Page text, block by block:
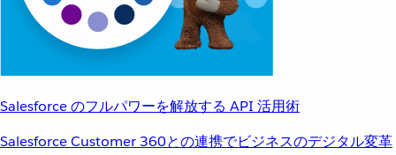
Salesforce のフルパワーを解放する API 活用術
Salesforce Customer 360との連携でビジネスのデジタル変革